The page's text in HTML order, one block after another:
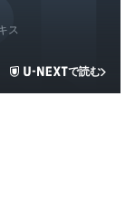
ス
で読む